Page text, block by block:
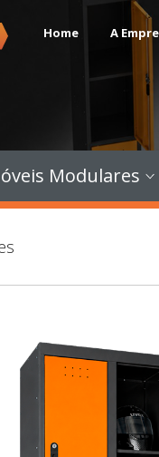
Home A
Modulares